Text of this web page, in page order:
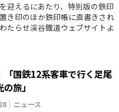
迎えるにあたり、特別版の鉄印
き印のほか鉄印帳に直書きされ
たらせ渓谷鐡道ウェブサイトよ
「国鉄12系客車で行く足尾
旅」
｜ニュース